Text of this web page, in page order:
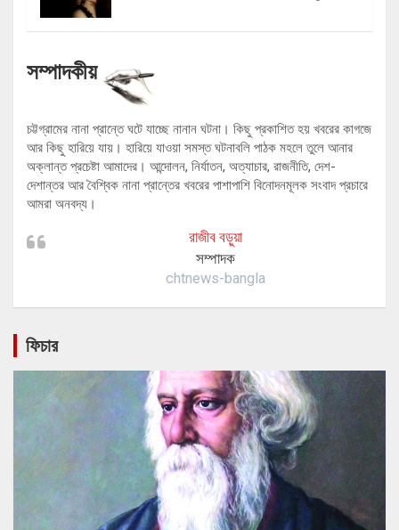
সম্পাদকীয়
চট্টগ্রামের নানা প্রান্তে ঘটে যাচ্ছে নানান ঘটনা। কিছু প্রকাশিত হয় খবরের কাগজে
আর কিছু হারিয়ে যায়। হারিয়ে যাওয়া সমস্ত ঘটনাবলি পাঠক মহলে তুলে আনার
অক্লান্ত প্রচেষ্টা আমাদের। আন্দোলন, নির্যাতন, অত্যাচার, রাজনীতি, দেশ-
দেশান্তর আর বৈশ্বিক নানা প্রান্তের খবরের পাশাপাশি বিনোদনমূলক সংবাদ প্রচারে
আমরা অনবদ্য।
রাজীব বড়ুয়া
সম্পাদক
chtnews-bangla
ফিচার